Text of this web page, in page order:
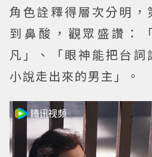
角色詮釋得層次分明，
到鼻酸，觀眾盛讚：
凡」、「眼神能把台詞
小說走出來的男主」。